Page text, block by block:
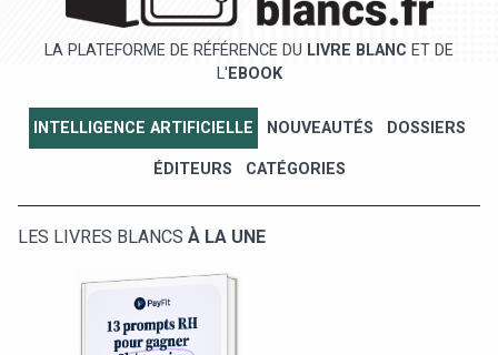
LA PLATEFORME DE RÉFÉRENCE DU LIVRE BLANC ET DE
L' EBOOK
INTELLIGENCE ARTIFICIELLE NOUVEAUTÉS DOSSIERS
ÉDITEURS CATÉGORIES
LES LIVRES BLANCS À LA UNE